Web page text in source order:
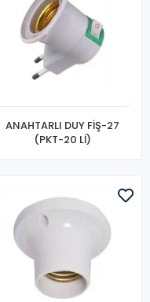
ANAHTARLI DUY FİŞ-27
(PKT-20 Lİ)